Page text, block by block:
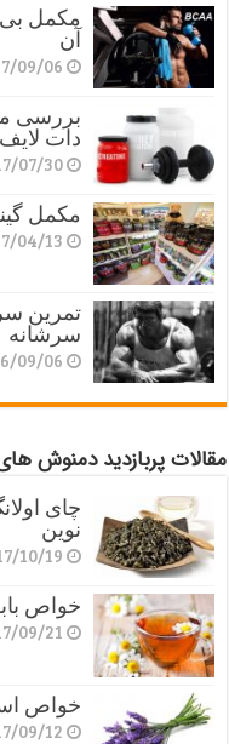
مکمل بی
آن
09/06
بررسی
دات لایف
07/30
مکمل
04/13
تمرین
سرشانه
09/06
مقالات پربازدید دمنوش
چای
نوین
10/19
خواص
09/21
خواص
09/12